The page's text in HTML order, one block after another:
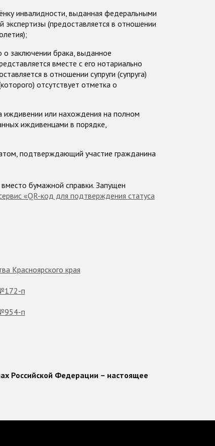
инвалидности, выданная федеральными
(предоставляется в отношении
о заключении брака, выданное
вместе с его нотариально
в отношении супруги (супруга)
отсутствует отметка о
или нахождения на полном
иждивенцами в порядке,
подтверждающий участие гражданина
бумажной справки. Запущен
«QR-код для подтверждения статуса
Красноярского края
п
п
Российской Федерации – настоящее